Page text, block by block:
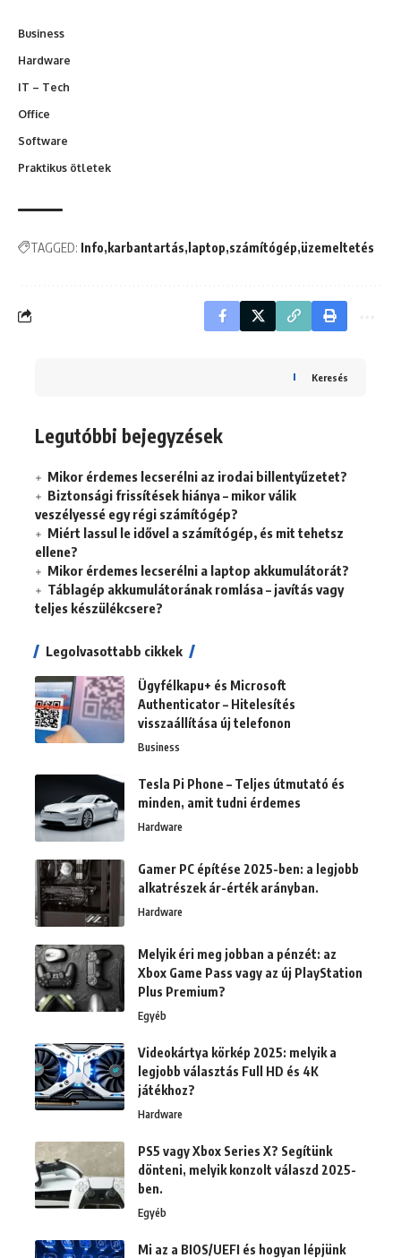
Business
Hardware
IT – Tech
Office
Software
Praktikus ötletek
TAGGED: Info karbantartás laptop számítógép üzemeltetés
Keresés
Legutóbbi bejegyzések
Mikor érdemes lecserélni az irodai billentyűzetet?
Biztonsági frissítések hiánya – mikor válik
veszélyessé egy régi számítógép?
Miért lassul le idővel a számítógép, és mit tehetsz
ellene?
Mikor érdemes lecserélni a laptop akkumulátorát?
Táblagép akkumulátorának romlása – javítás vagy
teljes készülékcsere?
Legolvasottabb cikkek
Ügyfélkapu+ és Microsoft
Authenticator – Hitelesítés
visszaállítása új telefonon
Business
Tesla Pi Phone – Teljes útmutató és
minden, amit tudni érdemes
Hardware
Gamer PC építése 2025-ben: a legjobb
alkatrészek ár-érték arányban.
Hardware
Melyik éri meg jobban a pénzét: az
Xbox Game Pass vagy az új PlayStation
Plus Premium?
Egyéb
Videokártya körkép 2025: melyik a
legjobb választás Full HD és 4K
játékhoz?
Hardware
PS5 vagy Xbox Series X? Segítünk
dönteni, melyik konzolt válaszd 2025-
ben.
Egyéb
Mi az a BIOS/UEFI és hogyan lépjünk